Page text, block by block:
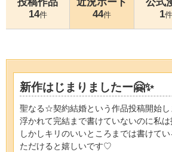
14件
44件
1件
新作はじまりましたー🤗✨
聖なる☆契約結婚という作品投稿開始
浮かれて完結まで書けていないのに私
しかしキリのいいところまでは書けて
ただけると嬉しいです♡